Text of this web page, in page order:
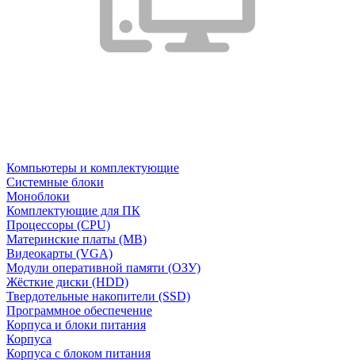
Компьютеры и комплектующие
Системные блоки
Моноблоки
Комплектующие для ПК
Процессоры (CPU)
Материнские платы (MB)
Видеокарты (VGA)
Модули оперативной памяти (ОЗУ)
Жёсткие диски (HDD)
Твердотельные накопители (SSD)
Программное обеспечение
Корпуса и блоки питания
Корпуса
Корпуса с блоком питания